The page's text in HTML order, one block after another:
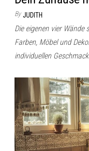
By JUDITH
Die eigenen vier Wände
Farben, Möbel und
individuellen